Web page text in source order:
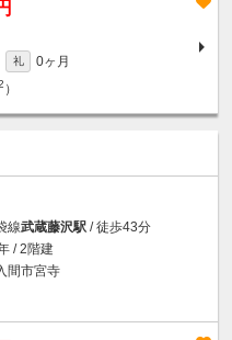
礼
0ヶ月
）
線武蔵藤沢駅 / 徒歩43分
/ 2階建
間市宮寺